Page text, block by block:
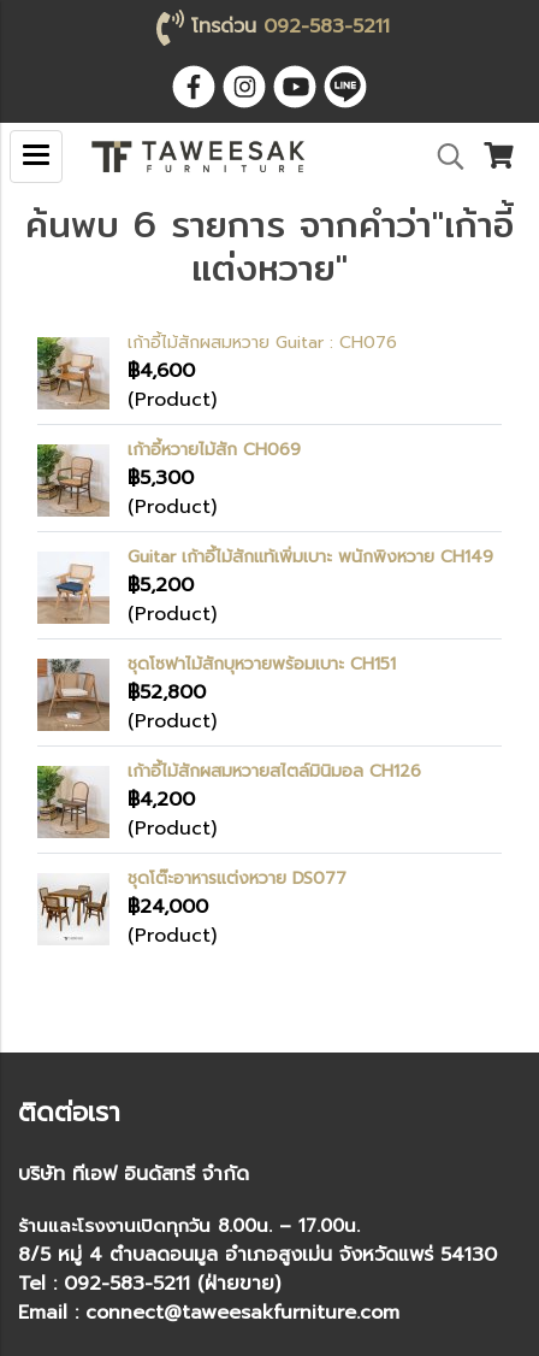
โทรด่วน 092-583-5211
ค้นพบ 6 รายการ จากคำว่า"เก้าอี้
แต่งหวาย"
เก้าอี้ไม้สักผสมหวาย Guitar : CH076
฿4,600
(Product)
เก้าอี้หวายไม้สัก CH069
฿5,300
(Product)
Guitar เก้าอี้ไม้สักแท้เพิ่มเบาะ พนักพิงหวาย CH149
฿5,200
(Product)
ชุดโซฟาไม้สักบุหวายพร้อมเบาะ CH151
฿52,800
(Product)
เก้าอี้ไม้สักผสมหวายสไตล์มินิมอล CH126
฿4,200
(Product)
ชุดโต๊ะอาหารแต่งหวาย DS077
฿24,000
(Product)
ติดต่อเรา
บริษัท ทีเอฟ อินดัสทรี จำกัด
ร้านและโรงงานเปิดทุกวัน 8.00น. – 17.00น.
8/5 หมู่ 4 ตำบลดอนมูล อำเภอสูงเม่น จังหวัดแพร่ 54130
Tel : 092-583-5211 (ฝ่ายขาย)
Email : connect@taweesakfurniture.com